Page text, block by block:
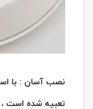
نصب آسان : با
تعبیه شده است